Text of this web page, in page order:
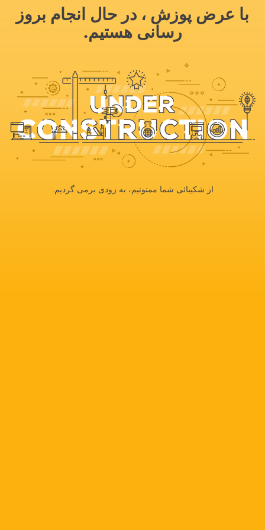
با عرض پوزش ، در حال انجام بروز
رسانی هستیم.
از شکیبائی شما ممنونیم، به زودی برمی گردیم.